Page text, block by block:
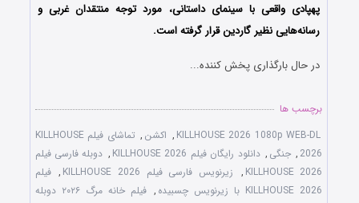
پهپادی واقعی با سینمای داستانی، مورد توجه منتقدان غربی و
رسانه‌هایی نظیر گاردین قرار گرفته است.
در حال بارگذاری پخش کننده...
برچسب ها
KILLHOUSE 2026 1080p WEB-DL
, اکشن ,
تماشای فیلم KILLHOUSE
2026
, جنگی , دانلود رایگان فیلم KILLHOUSE 2026 , دوبله فارسی فیلم
KILLHOUSE 2026
, زیرنویس فارسی فیلم KILLHOUSE 2026 , فیلم
KILLHOUSE 2026 با زیرنویس چسبیده
,
فیلم خانه مرگ ۲۰۲۶ دوبله